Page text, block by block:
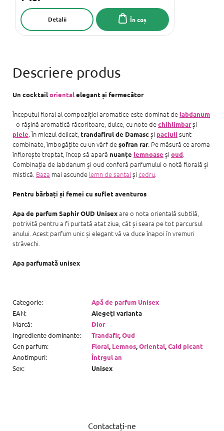
În coș
Detalii
Un cocktailorientalelegant și fermecător
Începutul floral al compoziției aromatice este dominat de labdanum
- o rășină aromatică răcoritoare, dulce, cu note dechihlimbarși
piele . În miezul delicat, trandafirul de Damasc și paciuli sunt
combinate, îmbogățite cu un vârf deșofran rar. Pe măsură ce aroma
înflorește treptat, încep să apară nuanțe lemnoase și oud
Combinația de labdanum și oud conferă parfumului o notă florală și
mistică. Baza mai ascunde lemn de santalși cedru
Pentru bărbați și femei cu suflet aventuros
Apa de parfum Saphir OUD Unisexare o nota orientală subtilă,
potrivită pentru a fi purtată atat ziua, cât și seara pe tot parcursul
anului. Acest parfum unic și elegant vă va duce înapoi în vremuri
străvechi.
Apa parfumată unisex
Categorie:
Apă de parfum Unisex
EAN:
Alegeţi varianta
Marcă:
Dior
Ingrediente dominante: Trandafir,Oud
Gen parfum: Floral, Lemnos,Oriental,Cald picant
Anotimpuri:
Întrgul an
Sex: Unisex
Contactați-ne